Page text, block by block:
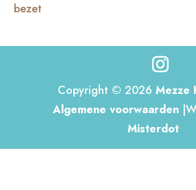
bezet
Copyright © 2026Mezze
Algemene voorwaarden
Misterdot